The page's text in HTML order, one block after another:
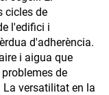
cicles de
l'edifici i
d'adherència.
i aigua que
de
versatilitat en la